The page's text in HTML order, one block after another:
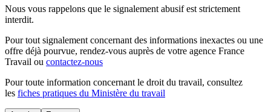
Nous vous rappelons que le signalement abusif est strictement
interdit.
Pour tout signalement concernant des informations inexactes ou une
offre déjà pourvue, rendez-vous auprès de votre agence France
Travail ou contactez-nous
Pour toute information concernant le droit du travail, consultez
les fiches pratiques du Ministère du travail